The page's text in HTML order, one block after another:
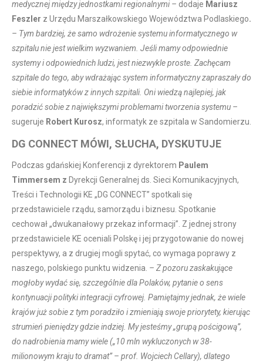
medycznej między jednostkami regionalnymi – dodaje Mariusz
Feszler z Urzędu Marszałkowskiego Województwa Podlaskiego.
– Tym bardziej, że samo wdrożenie systemu informatycznego w
szpitalu nie jest wielkim wyzwaniem. Jeśli mamy odpowiednie
systemy i odpowiednich ludzi, jest niezwykle proste. Zachęcam
szpitale do tego, aby wdrażając system informatyczny zapraszały do
siebie informatyków z innych szpitali. Oni wiedzą najlepiej, jak
poradzić sobie z największymi problemami tworzenia systemu –
sugeruje Robert Kurosz, informatyk ze szpitala w Sandomierzu.
DG CONNECT MÓWI, SŁUCHA, DYSKUTUJE
Podczas gdańskiej Konferencji z dyrektorem Paulem
Timmersem z Dyrekcji Generalnej ds. Sieci Komunikacyjnych,
Treści i Technologii KE „DG CONNECT” spotkali się
przedstawiciele rządu, samorządu i biznesu. Spotkanie
cechował „dwukanałowy przekaz informacji”. Z jednej strony
przedstawiciele KE oceniali Polskę i jej przygotowanie do nowej
perspektywy, a z drugiej mogli spytać, co wymaga poprawy z
naszego, polskiego punktu widzenia. – Z pozoru zaskakujące
mogłoby wydać się, szczególnie dla Polaków, pytanie o sens
kontynuacji polityki integracji cyfrowej. Pamiętajmy jednak, że wiele
krajów już sobie z tym poradziło i zmieniają swoje priorytety, kierując
strumień pieniędzy gdzie indziej. My jesteśmy „grupą pościgową”,
do nadrobienia mamy wiele („10 mln wykluczonych w 38-
milionowym kraju to dramat” – prof. Wojciech Cellary), dlatego